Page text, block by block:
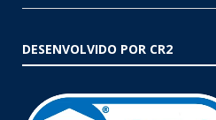
DESENVOLVIDO POR CR2